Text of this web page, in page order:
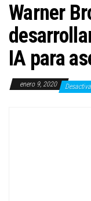
Warner
IA para
enero 9, 2020